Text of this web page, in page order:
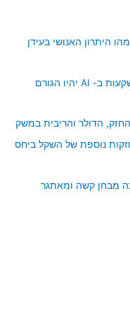
היתרון האנושי בעידן
פרופ' ליידרמן בערוץ הכלכלה: שינויים בהשקעות ב- AI יהיו הגורם
הדולר והריבית במשק
כלכלית 27/05/2026 | התחזקות נוספת של השקל ביחס
מבחן קשה ומאתגר